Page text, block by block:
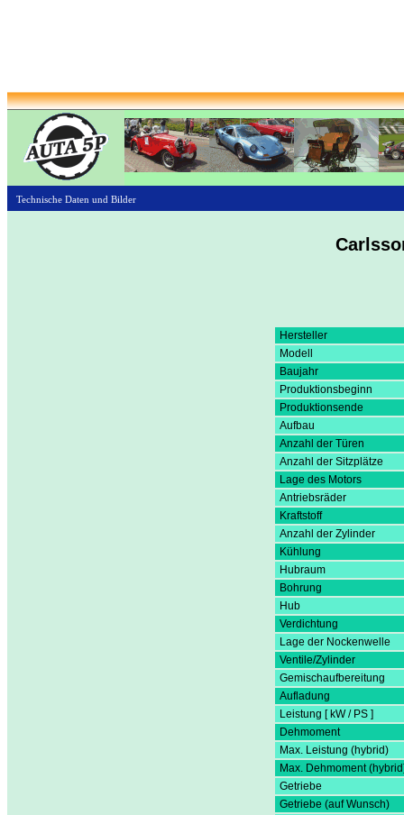
Technische Daten und Bilder
Hersteller
Modell
Baujahr
Produktionsbeginn
Produktionsende
Aufbau
Anzahl der Türen
Anzahl der Sitzplätze
Lage des Motors
Antriebsräder
Kraftstoff
Anzahl der Zylinder
Kühlung
Hubraum
Bohrung
Hub
Verdichtung
Lage der Nockenwelle
Ventile/Zylinder
Gemischaufbereitung
Aufladung
Leistung [ kW / PS ]
Dehmoment
Max. Leistung (hybrid)
Max. Dehmoment
Getriebe
Getriebe (auf Wunsch)